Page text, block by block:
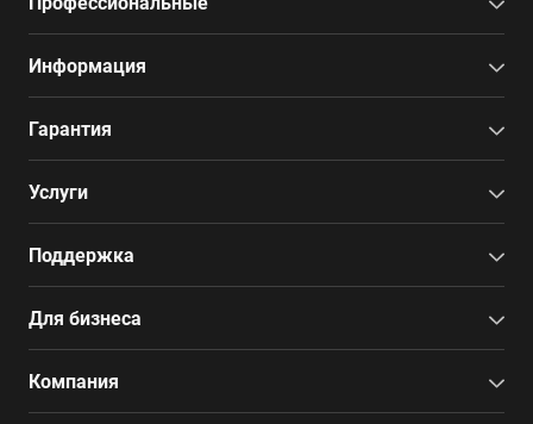
Информация
Гарантия
Услуги
Поддержка
Для бизнеса
Компания